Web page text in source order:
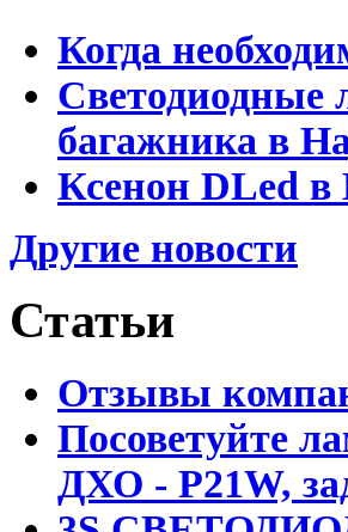
Когда
Светодиодные
багажника в
Ксенон DLed
Другие новости
Статьи
Отзывы
Посоветуйте
ДХО - P21W,